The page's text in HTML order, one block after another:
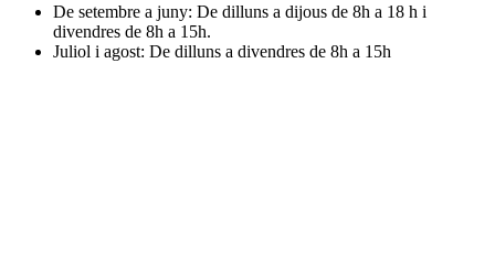
De setembre a juny: De dilluns a dijous de 8h a 18 h i
divendres de 8h a 15h.
Juliol i agost: De dilluns a divendres de 8h a 15h